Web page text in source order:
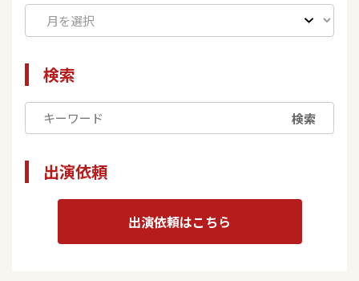
検索
検索
出演依頼
出演依頼はこちら